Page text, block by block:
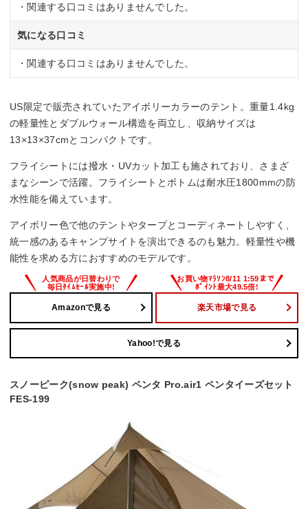
・関連する口コミはありませんでした。
気になる口コミ
・関連する口コミはありませんでした。
US限定で販売されていたアイボリーカラーのテント。重量1.4kg
の軽量性とダブルウォール構造を両立し、収納サイズは
13×13×37cmとコンパクトです。
フライシートには撥水・UVカット加工も施されており、さまざ
まなシーンで活躍。フライシートとボトムは耐水圧1800mmの防
水性能を備えています。
アイボリー色で他のテントやタープとコーディネートしやすく、
統一感のあるキャンプサイトを演出できるのも魅力。軽量性や機
能性を求める方におすすめのモデルです。
Amazonで見る 楽天市場で見る
Yahoo!で見る
スノーピーク(snow peak) ペンタ Pro.air1 ペンタイーズセット
FES-199